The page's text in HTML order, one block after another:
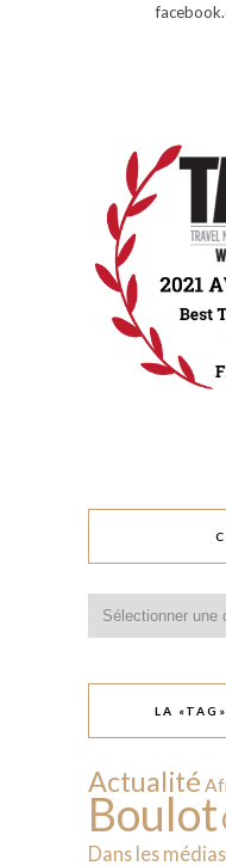
LA
Actualité
Boulot
Dans les médias